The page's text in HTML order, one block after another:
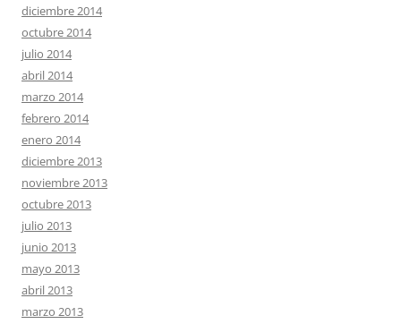
diciembre 2014
octubre 2014
julio 2014
abril 2014
marzo 2014
febrero 2014
enero 2014
diciembre 2013
noviembre 2013
octubre 2013
julio 2013
junio 2013
mayo 2013
abril 2013
marzo 2013